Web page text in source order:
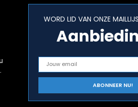
WORD LID VAN ONZE